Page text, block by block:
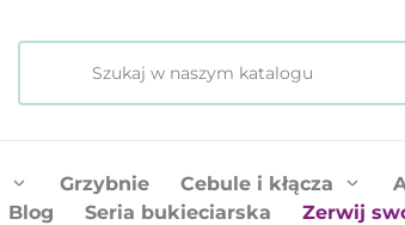
Grzybnie Cebule i kłącza
Blog Seria bukieciarska Zerwij